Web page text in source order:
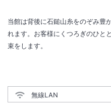
当館は背後に石鎚山糸をのぞみ豊
れます。お客様にくつろぎのひと
束をします。
無線LAN